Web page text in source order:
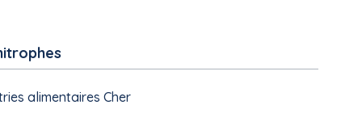
alimentaires Cher